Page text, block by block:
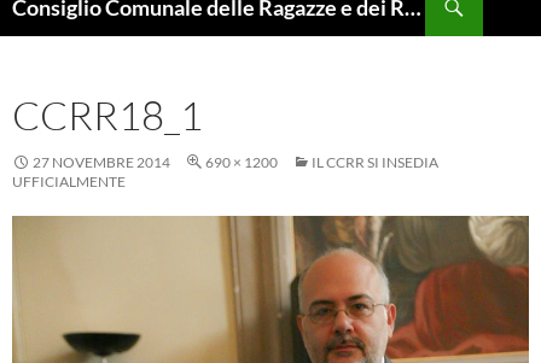
Consiglio Comunale delle Ragazze e dei Ragazzi di Cento
CCRR18_1
27 NOVEMBRE 2014 690 × 1200
IL CCRR SI INSEDIA
UFFICIALMENTE